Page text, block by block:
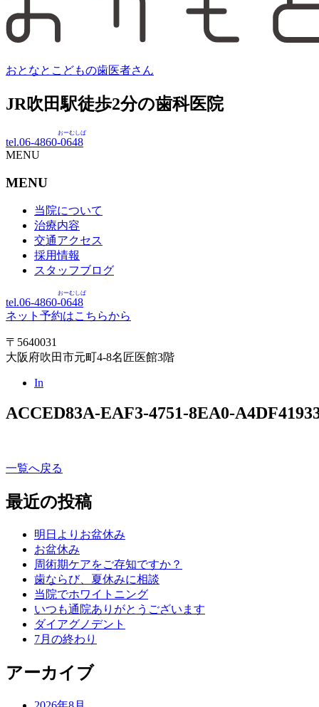
おとなとこどもの歯医者さん
JR吹田駅徒歩2分の歯科医院
tel.06-4860-0648
おーむしば
MENU
MENU
当院について
治療内容
交通アクセス
採用情報
スタッフブログ
tel.06-4860-0648
おーむしば
ネット予約はこちらから
〒5640031
大阪府吹田市元町4-8名匠医館3階
In
ACCED83A-EAF3-4751-8EA0-
一覧へ戻る
最近の投稿
明日よりお盆休み
お盆休み
周術期ケアをご存知ですか？
歯ならび、夏休みに相談
当院でホワイトニング
いつも通院ありがとうございます
ダイアグノデント
7月の終わり
アーカイブ